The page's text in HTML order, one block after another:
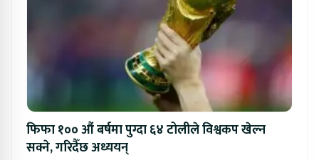
फिफा १०० औं बर्षमा पुग्दा ६४ टोलीले विश्वकप खेल्न
सक्ने, गरिदैँछ अध्ययन्